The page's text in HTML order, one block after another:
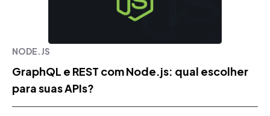
NODE.JS
GraphQL e REST com Node.js: qual escolher
para suas APIs?